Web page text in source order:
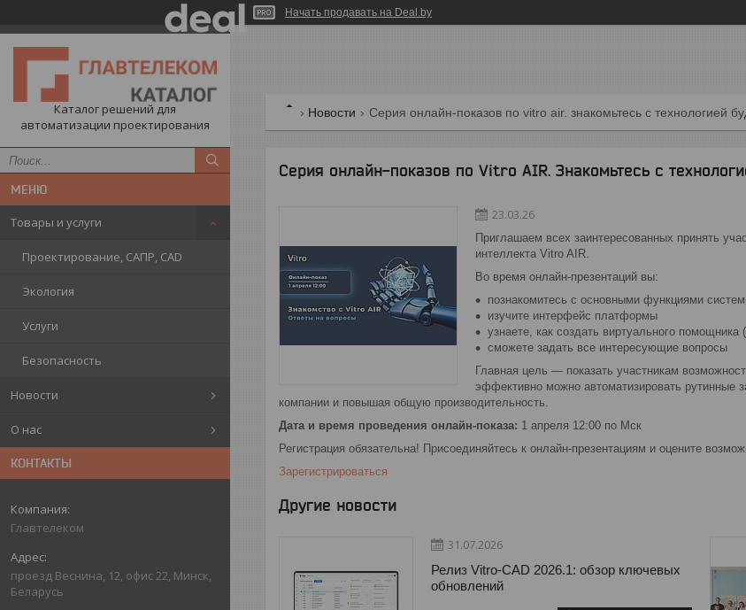
Начать продавать на Deal.by
Каталог решений для
автоматизации проектирования
Товары и услуги
Проектирование, САПР, CAD
Экология
Услуги
Безопасность
Новости
О нас
КОНТАКТЫ
Главтелеком
проезд Веснина, 12, офис 22, Минск,
Беларусь
Новости Серия онлайн-показов по vitro air. знакомьтесь с технологией
Серия онлайн-показов по Vitro AIR. Знакомьтесь с
23.03.26
Приглашаем всех заинтересованных принять
интеллекта Vitro AIR.
Во время онлайн-презентаций вы:
познакомитесь с основными функциями
изучите интерфейс платформы
узнаете, как создать виртуального
сможете задать все интересующие вопросы
Главная цель — показать участникам
эффективно можно автоматизировать рутинные
компании и повышая общую производительность.
Дата и время проведения онлайн-показа: 1 апреля 12:00 по Мск
Регистрация обязательна! Присоединяйтесь к онлайн-презентациям и оцените
Зарегистрироваться
Другие новости
31.07.2026
Релиз Vitro-CAD 2026.1: обзор ключевых
обновлений